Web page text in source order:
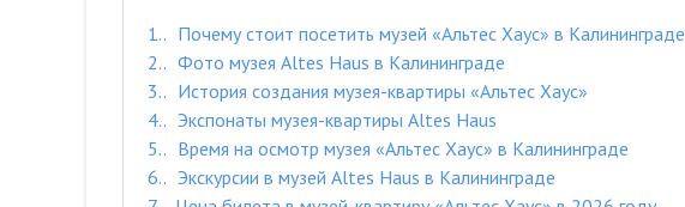
1.
Почему стоит посетить музей «Альтес Хаус» в Калининграде
2.
Фото музея Altes Haus в Калининграде
3.
История создания музея-квартиры «Альтес Хаус»
4.
Экспонаты музея-квартиры Altes Haus
5.
Время на осмотр музея «Альтес Хаус» в Калининграде
6.
Экскурсии в музей Altes Haus в Калининграде